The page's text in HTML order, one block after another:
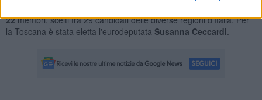
22membri, scelti fra 29 candidati delle diverse regioni d'Italia. Per
la Toscana è stata eletta l'eurodeputata Susanna Ceccardi